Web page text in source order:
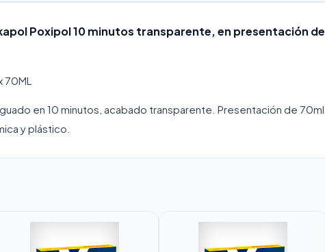
Poxipol 10 minutos transparente, en presentación de
70ML
en 10 minutos, acabado transparente. Presentación de 70ml
y plástico.